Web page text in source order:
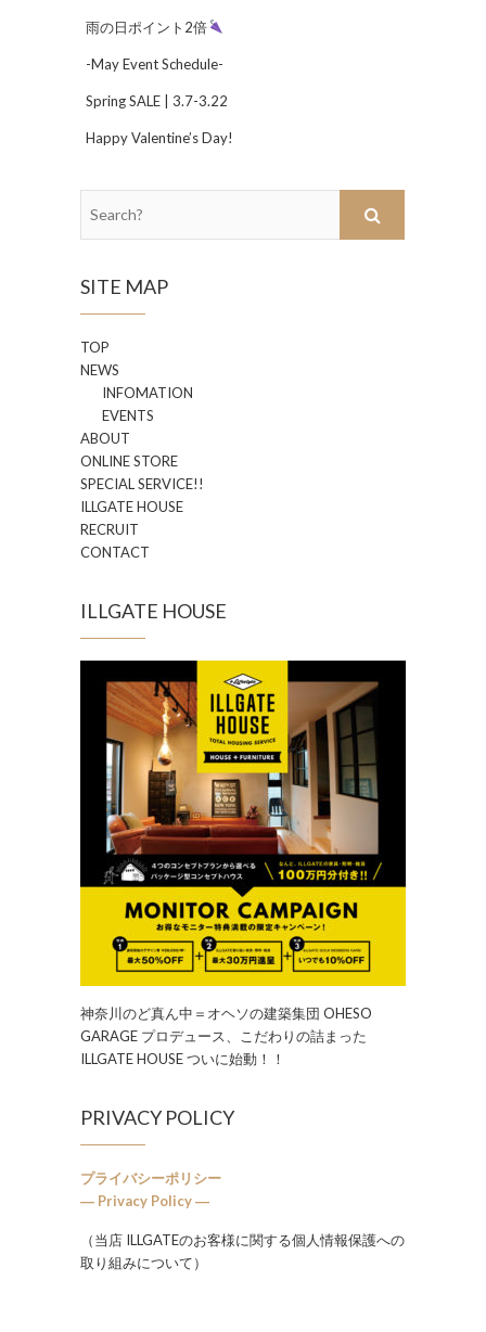
雨の日ポイント2倍
-May Event Schedule-
Spring SALE | 3.7-3.22
Happy Valentine’s Day!
SITE MAP
TOP
NEWS
INFOMATION
EVENTS
ABOUT
ONLINE STORE
SPECIAL SERVICE!!
ILLGATE HOUSE
RECRUIT
CONTACT
ILLGATE HOUSE
神奈川のど真ん中＝オヘソの建築集団 OHESO
GARAGE プロデュース、こだわりの詰まった
ILLGATE HOUSE ついに始動！！
PRIVACY POLICY
プライバシーポリシー
― Privacy Policy ―
（当店 ILLGATEのお客様に関する個人情報保護への
取り組みについて）